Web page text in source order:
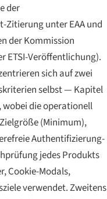
der
unter EAA und
der Kommission
ETSI-Veröffentlichung).
sich auf zwei
selbst — Kapitel
die operationell
Zielgröße (Minimum),
Authentifizierung-
jedes Produkts
Cookie-Modals,
verwendet. Zweitens